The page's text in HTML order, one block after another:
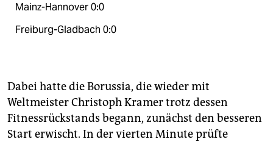
Mainz-Hannover 0:0
Freiburg-Gladbach 0:0
Dabei hatte die Borussia, die wieder mit
Weltmeister Christoph Kramer trotz dessen
Fitnessrückstands begann, zunächst den besseren
Start erwischt. In der vierten Minute prüfte